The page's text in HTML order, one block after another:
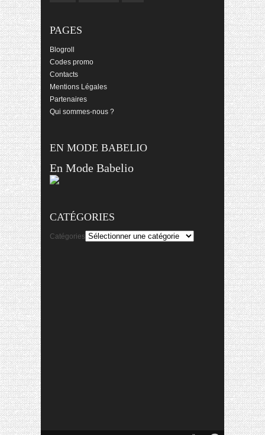
PAGES
Blogroll
Codes promo
Contacts
Mentions Légales
Partenaires
Qui sommes-nous ?
EN MODE BABELIO
En Mode Babelio
CATÉGORIES
Catégories